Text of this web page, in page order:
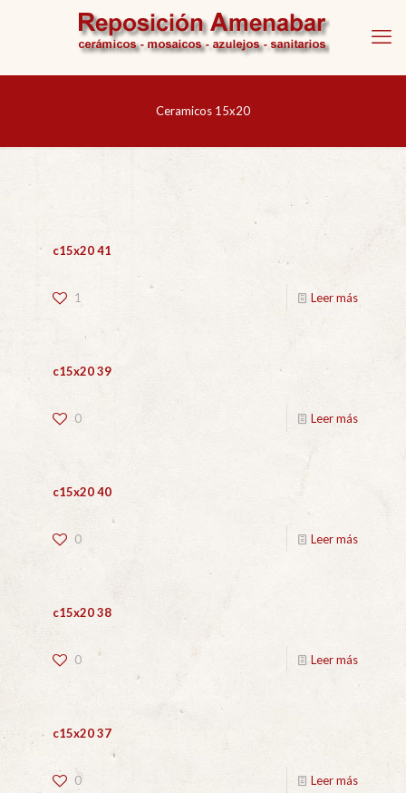
Ceramicos 15x20
c15x20 41
1 Leer más
c15x20 39
0 Leer más
c15x20 40
0 Leer más
c15x20 38
0 Leer más
c15x20 37
0 Leer más